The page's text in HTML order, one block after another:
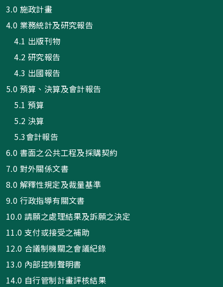
3.0 施政計畫
4.0 業務統計及研究報告
4.1 出版刊物
4.2 研究報告
4.3 出國報告
5.0 預算、決算及會計報告
5.1 預算
5.2 決算
5.3會計報告
6.0 書面之公共工程及採購契約
7.0 對外關係文書
8.0 解釋性規定及裁量基準
9.0 行政指導有關文書
10.0 請願之處理結果及訴願之決定
11.0 支付或接受之補助
12.0 合議制機關之會議紀錄
13.0 內部控制聲明書
14.0 自行管制計畫評核結果